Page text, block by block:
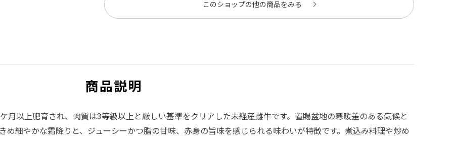
このショップの他の商品をみる
商品説明
月以上肥育され、肉質は3等級以上と厳しい基準をクリアした未経産雌牛です。置賜盆地の寒暖差のある気候と
細やかな霜降りと、ジューシーかつ脂の甘味、赤身の旨味を感じられる味わいが特徴です。煮込み料理や炒め